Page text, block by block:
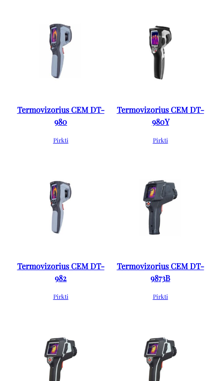
Termovizorius CEM DT-
980
Pirkti
Termovizorius CEM DT-
980Y
Pirkti
Termovizorius CEM DT-
982
Pirkti
Termovizorius CEM DT-
9873B
Pirkti